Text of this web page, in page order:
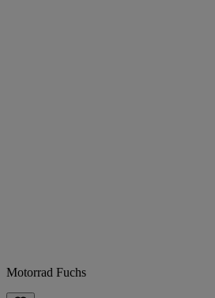
Motorrad Fuchs